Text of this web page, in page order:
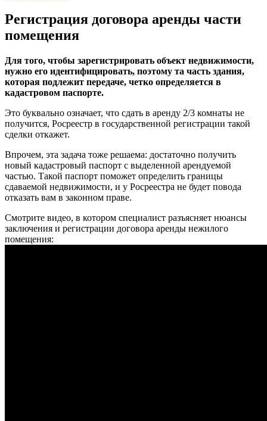
Регистрация договора аренды части
помещения
Для того, чтобы зарегистрировать объект недвижимости,
нужно его идентифицировать, поэтому та часть здания,
которая подлежит передаче, четко определяется в
кадастровом паспорте.
Это буквально означает, что сдать в аренду 2/3 комнаты не
получится, Росреестр в государственной регистрации такой
сделки откажет.
Впрочем, эта задача тоже решаема: достаточно получить
новый кадастровый паспорт с выделенной арендуемой
частью. Такой паспорт поможет определить границы
сдаваемой недвижимости, и у Росреестра не будет повода
отказать вам в законном праве.
Смотрите видео, в котором специалист разъясняет нюансы
заключения и регистрации договора аренды нежилого
помещения: